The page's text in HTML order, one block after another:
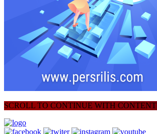
SCROLL TO CONTINUE WITH CONTENT